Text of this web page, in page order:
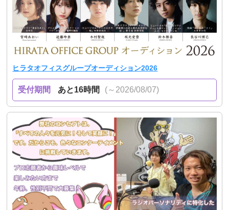
ヒラタオフィスグループオーディション2026
受付期間 あと16時間 (～2026/08/07)